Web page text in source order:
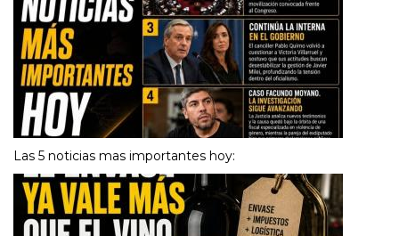
Las 5 noticias mas importantes hoy: